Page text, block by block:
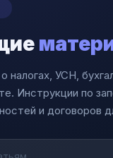
налогах, УСН,
Инструкции по
и договоров